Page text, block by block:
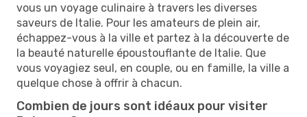
vous un voyage culinaire à travers les diverses
saveurs de Italie. Pour les amateurs de plein air,
échappez-vous à la ville et partez à la découverte de
la beauté naturelle époustouflante de Italie. Que
vous voyagiez seul, en couple, ou en famille, la ville a
quelque chose à offrir à chacun.
Combien de jours sont idéaux pour visiter